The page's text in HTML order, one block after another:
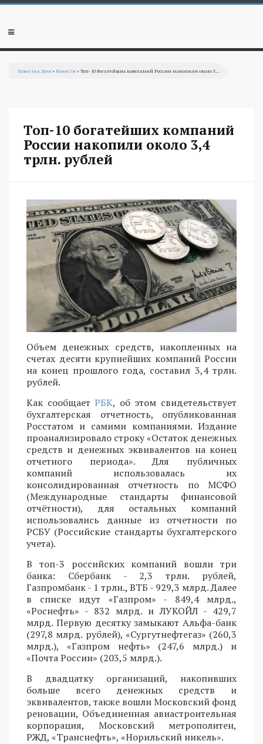
Перейти к основному содержанию
Мобильное
Повестка Дня »Новости » Топ-10 богатейших компаний России накопили около 3...
Топ-10 богатейших компаний
России накопили около 3,4
трлн. рублей
Объем денежных средств, накопленных на
счетах десяти крупнейших компаний России
на конец прошлого года, составил 3,4 трлн.
рублей.
Как сообщаетРБК, об этом свидетельствует
бухгалтерская отчетность, опубликованная
Росстатом и самими компаниями. Издание
проанализировало строку «Остаток денежных
средств и денежных эквивалентов на конец
отчетного периода». Для публичных
компаний использовалась их
консолидированная отчетность по МСФО
(Международные стандарты финансовой
отчётности), для остальных компаний
использовались данные из отчетности по
РСБУ (Российские стандарты бухгалтерского
учета).
В топ-3 российских компаний вошли три
банка: Сбербанк - 2,3 трлн. рублей,
Газпромбанк - 1 трлн., ВТБ - 929,3 млрд. Далее
в списке идут «Газпром» - 849,4 млрд.,
«Роснефть» - 832 млрд. и ЛУКОЙЛ - 429,7
млрд. Первую десятку замыкают Альфа-банк
(297,8 млрд. рублей), «Сургутнефтегаз» (260,3
млрд.), «Газпром нефть» (247,6 млрд.) и
«Почта России» (203,5 млрд.).
В двадцатку организаций, накопивших
больше всего денежных средств и
эквивалентов, также вошли Московский фонд
реновации, Объединенная авиастроительная
корпорация, Московский метрополитен,
РЖД, «Транснефть», «Норильский никель».